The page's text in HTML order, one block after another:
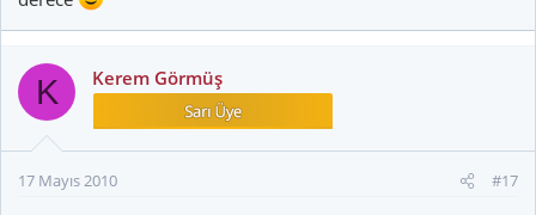
K Kerem Görmüş
17 Mayıs 2010 #17